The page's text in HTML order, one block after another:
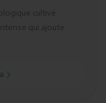
cultivé
qui ajoute